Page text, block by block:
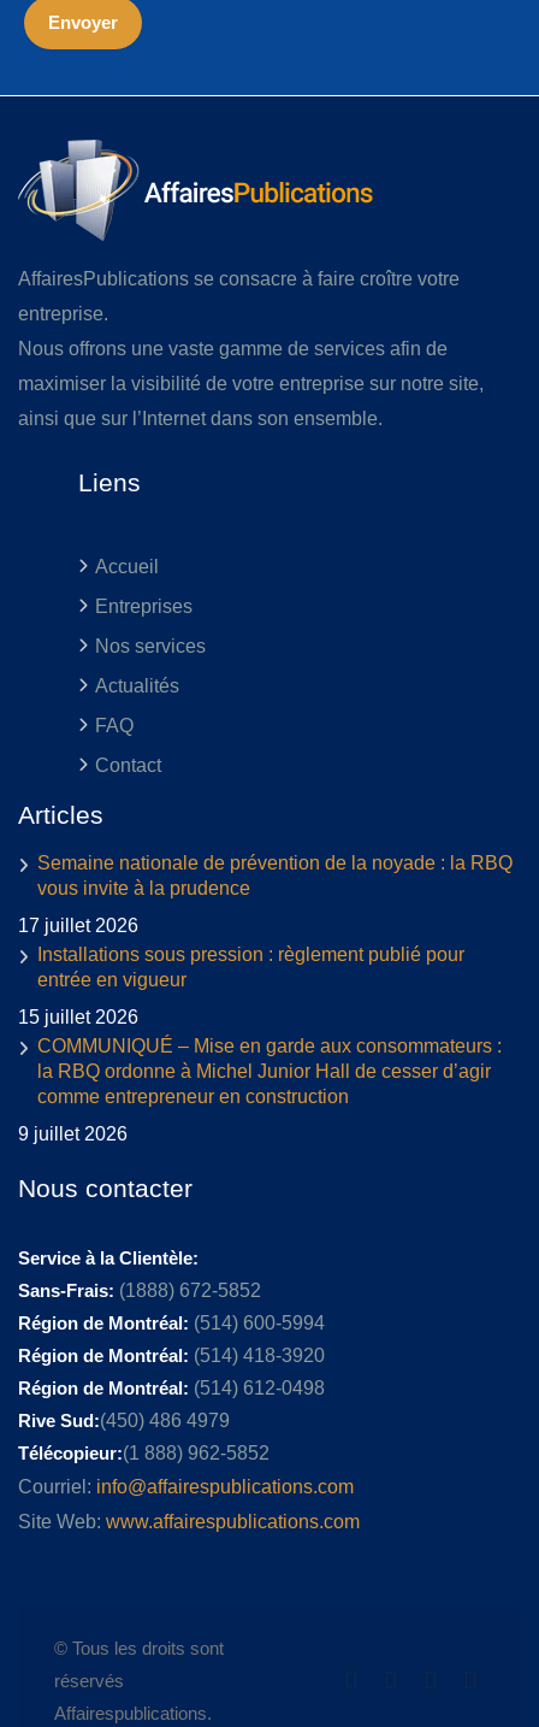
AffairesPublications se consacre à faire croître votre
entreprise.
Nous offrons une vaste gamme de services afin de
maximiser la visibilité de votre entreprise sur notre site,
ainsi que sur l’Internet dans son ensemble.
Liens
Accueil
Entreprises
Nos services
Actualités
FAQ
Contact
Articles
Semaine nationale de prévention de la noyade : la RBQ
vous invite à la prudence
17 juillet 2026
Installations sous pression : règlement publié pour
entrée en vigueur
15 juillet 2026
COMMUNIQUÉ – Mise en garde aux consommateurs :
la RBQ ordonne à Michel Junior Hall de cesser d’agir
comme entrepreneur en construction
9 juillet 2026
Nous contacter
Service à la Clientèle:
Sans-Frais: (1888) 672-5852
Région de Montréal: (514) 600-5994
Région de Montréal: (514) 418-3920
Région de Montréal: (514) 612-0498
Rive Sud:(450) 486 4979
Télécopieur:(1 888) 962-5852
Courriel: info@affairespublications.com
Site Web: www.affairespublications.com
© Tous les droits sont
réservés
Affairespublications.